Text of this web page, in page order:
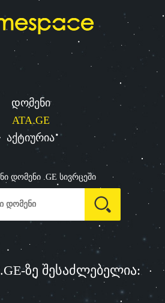
დომენი
ATA.GE
აქტიურია
დომენი .GE სივრცეში
ზე შესაძლებელია: